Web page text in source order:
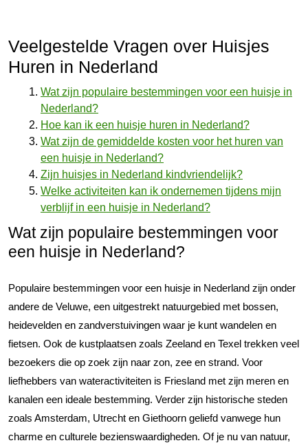
Veelgestelde Vragen over Huisjes
Huren in Nederland
Wat zijn populaire bestemmingen voor een huisje in
Nederland?
Hoe kan ik een huisje huren in Nederland?
Wat zijn de gemiddelde kosten voor het huren van
een huisje in Nederland?
Zijn huisjes in Nederland kindvriendelijk?
Welke activiteiten kan ik ondernemen tijdens mijn
verblijf in een huisje in Nederland?
Wat zijn populaire bestemmingen voor
een huisje in Nederland?
Populaire bestemmingen voor een huisje in Nederland zijn onder
andere de Veluwe, een uitgestrekt natuurgebied met bossen,
heidevelden en zandverstuivingen waar je kunt wandelen en
fietsen. Ook de kustplaatsen zoals Zeeland en Texel trekken veel
bezoekers die op zoek zijn naar zon, zee en strand. Voor
liefhebbers van wateractiviteiten is Friesland met zijn meren en
kanalen een ideale bestemming. Verder zijn historische steden
zoals Amsterdam, Utrecht en Giethoorn geliefd vanwege hun
charme en culturele bezienswaardigheden. Of je nu van natuur,